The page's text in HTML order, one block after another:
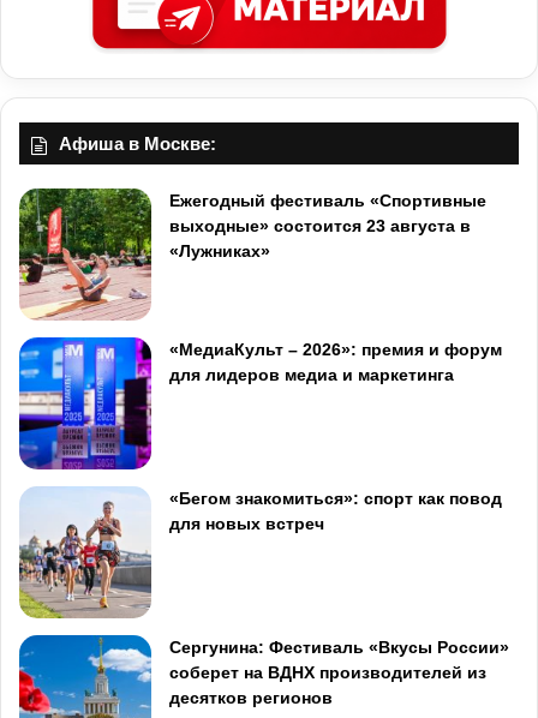
Афиша в Москве:
Ежегодный фестиваль «Спортивные
выходные» состоится 23 августа в
«Лужниках»
«МедиаКульт – 2026»: премия и форум
для лидеров медиа и маркетинга
«Бегом знакомиться»: спорт как повод
для новых встреч
Сергунина: Фестиваль «Вкусы России»
соберет на ВДНХ производителей из
десятков регионов